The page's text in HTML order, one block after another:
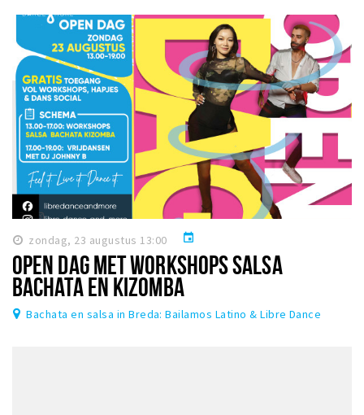
zondag, 23 augustus 13:00 event
OPEN DAG MET WORKSHOPS SALSA
BACHATA EN KIZOMBA
Bachata en salsa in Breda: Bailamos Latino & Libre Dance